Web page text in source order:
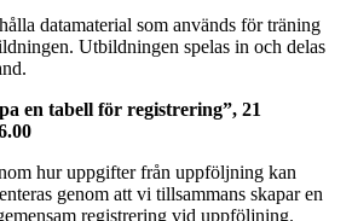
datamaterial som används för träning
Utbildningen spelas in och delas
en tabell för registrering”, 21
hur uppgifter från uppföljning kan
genom att vi tillsammans skapar en
registrering vid uppföljning.